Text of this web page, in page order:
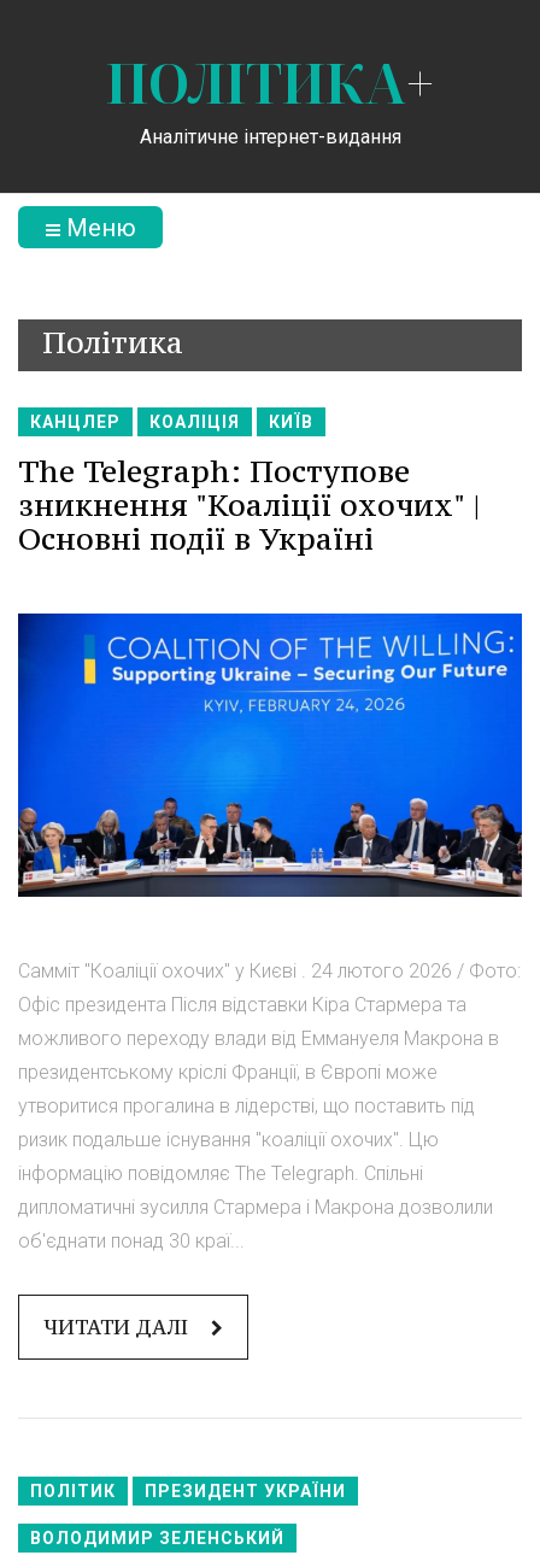
ПОЛІТИКА+
Аналітичне інтернет-видання
Меню
Політика
КАНЦЛЕР КОАЛІЦІЯ КИЇВ
The Telegraph: Поступове
зникнення "Коаліції охочих" |
Основні події в Україні
Самміт "Коаліції охочих" у Києві . 24 лютого 2026 / Фото:
Офіс президента Після відставки Кіра Стармера та
можливого переходу влади від Еммануеля Макрона в
президентському кріслі Франції, в Європі може
утворитися прогалина в лідерстві, що поставить під
ризик подальше існування "коаліції охочих". Цю
інформацію повідомляє The Telegraph. Спільні
дипломатичні зусилля Стармера і Макрона дозволили
об'єднати понад 30 краї...
ЧИТАТИ ДАЛІ
ПОЛІТИК ПРЕЗИДЕНТ УКРАЇНИ
ВОЛОДИМИР ЗЕЛЕНСЬКИЙ